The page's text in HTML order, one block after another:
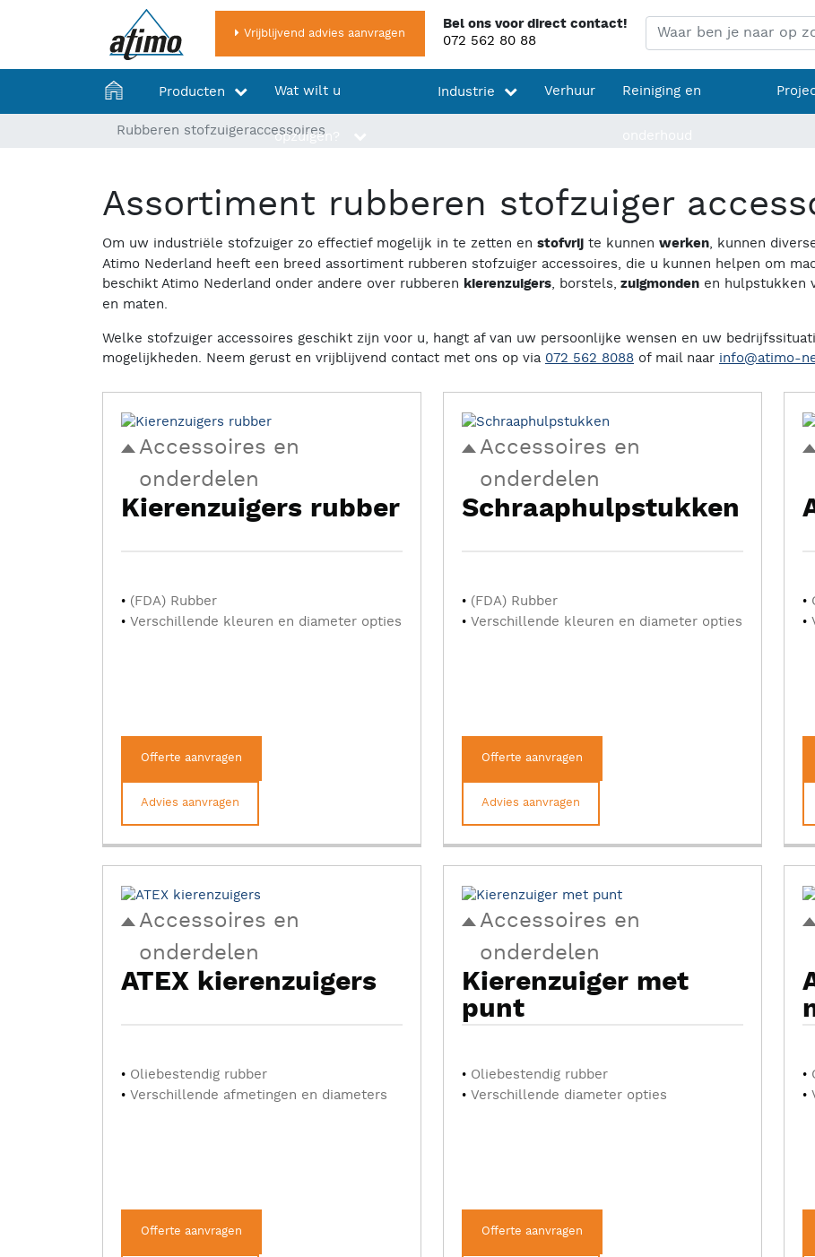
Vrijblijvend advies aanvragen Bel ons voor direct contact!
072 562 80 88
Zoeken
Home
Producten Wat wilt u
opzuigen?
Industrie Verhuur Reiniging en
Rubberen stofzuigeraccessoires
Assortiment rubberen stofzuiger
Om uw industriële stofzuiger zo effectief mogelijk in te zetten en stofvrij te kunnen werken, kunnen
Atimo Nederland heeft een breed assortiment rubberen stofzuiger accessoires, die u kunnen helpen om
beschikt Atimo Nederland onder andere over rubberen kierenzuigers, borstels, zuigmonden en hulpstukken
en maten.
Welke stofzuiger accessoires geschikt zijn voor u, hangt af van uw persoonlijke wensen en uw
mogelijkheden. Neem gerust en vrijblijvend contact met ons op via 072 562 8088 of mail naar info@atimo-
Accessoires en
onderdelen
Kierenzuigers rubber
(FDA) Rubber
Verschillende kleuren en diameter opties
Offerte aanvragen
Advies aanvragen
Accessoires en
onderdelen
Schraaphulpstukken
(FDA) Rubber
Verschillende kleuren en diameter opties
Offerte aanvragen
Advies aanvragen
Accessoires en
onderdelen
ATEX kierenzuigers
Oliebestendig rubber
Verschillende afmetingen en diameters
Offerte aanvragen
Accessoires en
onderdelen
Kierenzuiger met
punt
Oliebestendig rubber
Verschillende diameter opties
Offerte aanvragen